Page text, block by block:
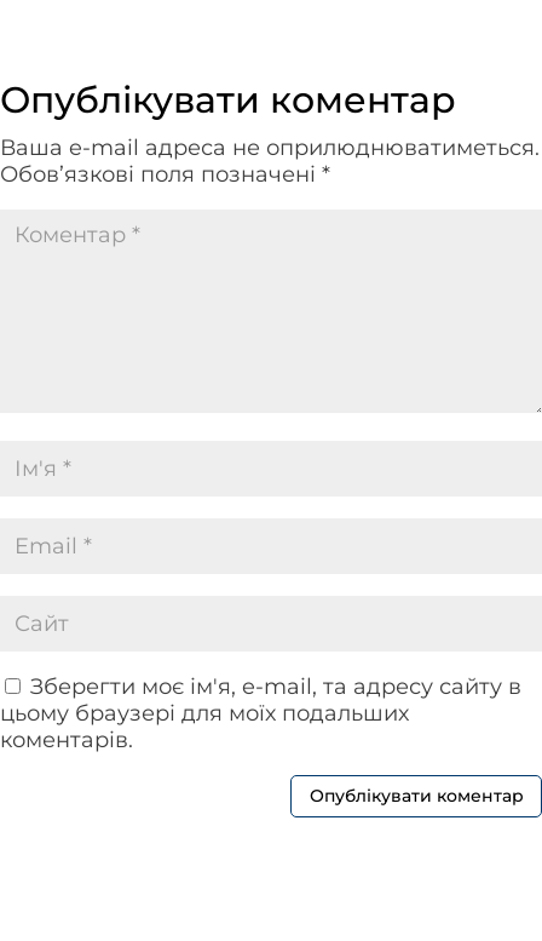
Опублікувати коментар
Ваша e-mail адреса не оприлюднюватиметься.
Обов’язкові поля позначені *
Зберегти моє ім'я, e-mail, та адресу сайту в
цьому браузері для моїх подальших
коментарів.